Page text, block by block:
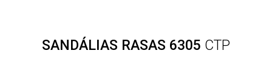
SANDÁLIAS RASAS 6305 CTP